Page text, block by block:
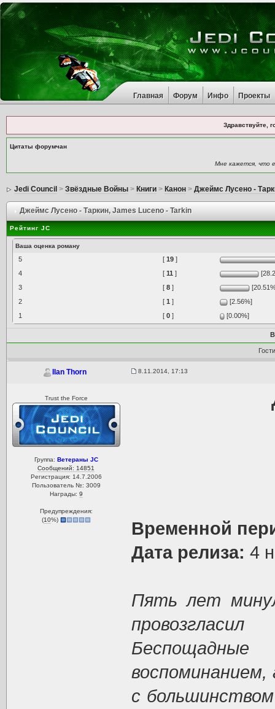
Главная Форум Инфо Проекты
Здравствуйте,
Цитаты форумчан
Мне кажется, что
Jedi Council > Звёздные Войны> Книги> Канон> Джеймс Лусено -
Джеймс Лусено - Таркин, James Luceno - Tarkin
Рейтинг JC
Ваша оценка роману
5 [ 19]
4
[ 11 ]
3
[ 8]
2
[ 1 ]
[2.56%]
1
[ 0] [0.00%]
Ilan Thorn 8.11.2014, 17:13
Trust the Force
Группа: Ветераны JC
Сообщений: 14851
Регистрация: 14.7.2006
Пользователь №: 3009
Награды: 9
Предупреждения:
(10%)
Временной
Дата релиза: 4
Пять лет
с